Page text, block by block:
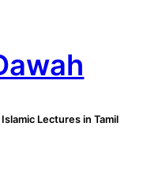
Lectures in Tamil